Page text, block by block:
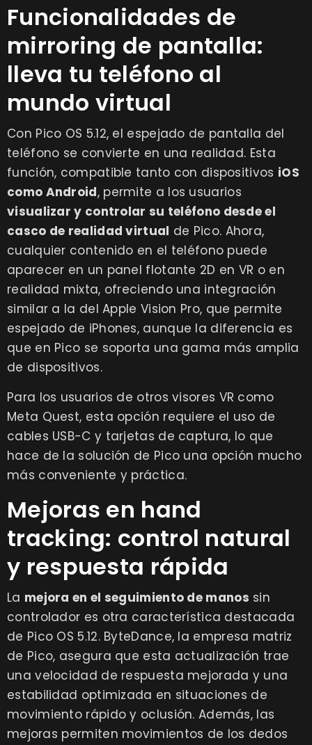
Funcionalidades de
mirroring de pantalla:
lleva tu teléfono al
mundo virtual
Con Pico OS 5.12, el espejado de pantalla del
teléfono se convierte en una realidad. Esta
función, compatible tanto con dispositivos iOS
como Android, permite a los usuarios
visualizar y controlar su teléfono desde el
casco de realidad virtual de Pico. Ahora,
cualquier contenido en el teléfono puede
aparecer en un panel flotante 2D en VR o en
realidad mixta, ofreciendo una integración
similar a la del Apple Vision Pro, que permite
espejado de iPhones, aunque la diferencia es
que en Pico se soporta una gama más amplia
de dispositivos.
Para los usuarios de otros visores VR como
Meta Quest, esta opción requiere el uso de
cables USB-C y tarjetas de captura, lo que
hace de la solución de Pico una opción mucho
más conveniente y práctica.
Mejoras en hand
tracking: control natural
y respuesta rápida
La mejora en el seguimiento de manos sin
controlador es otra característica destacada
de Pico OS 5.12. ByteDance, la empresa matriz
de Pico, asegura que esta actualización trae
una velocidad de respuesta mejorada y una
estabilidad optimizada en situaciones de
movimiento rápido y oclusión. Además, las
mejoras permiten movimientos de los dedos